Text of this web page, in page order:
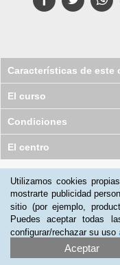
Características de este
El curso
Condiciones
El centro
Utilizamos cookies
mostrarte publicidad
sitio (por ejemplo,
Puedes aceptar todas
configurar/rechazar su uso
Aceptar
Promociona tu